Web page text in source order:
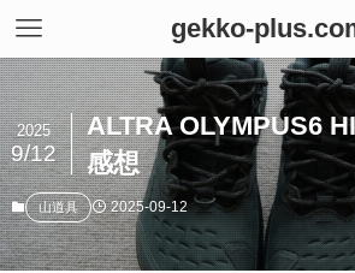
gekko-
ALTRA OLYMPUS6
感想
2025
9/12
山道具 2025-09-12